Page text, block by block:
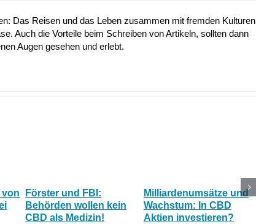
Das Reisen und das Leben zusammen mit fremden Kulturen
Auch die Vorteile beim Schreiben von Artikeln, sollten dann
Augen gesehen und erlebt.
von
Förster und FBI:
Behörden wollen kein
CBD als Medizin!
Milliardenumsätze und
Wachstum: In CBD
Aktien investieren?